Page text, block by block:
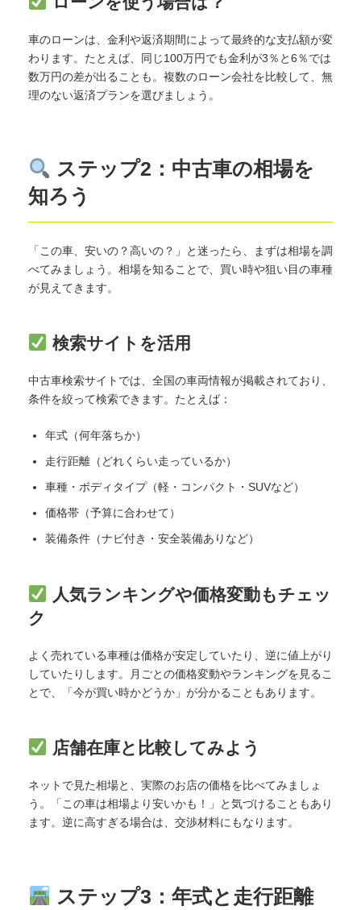
車のローンは、金利や返済期間によって最終的な支払額が変
わります。たとえば、同じ100万円でも金利が3％と6％では
数万円の差が出ることも。複数のローン会社を比較して、無
理のない返済プランを選びましょう。
ステップ2：中古車の相場を
知ろう
「この車、安いの？高いの？」と迷ったら、まずは相場を調
べてみましょう。相場を知ることで、買い時や狙い目の車種
が見えてきます。
検索サイトを活用
中古車検索サイトでは、全国の車両情報が掲載されており、
条件を絞って検索できます。たとえば：
年式（何年落ちか）
走行距離（どれくらい走っているか）
車種・ボディタイプ（軽・コンパクト・SUVなど）
価格帯（予算に合わせて）
装備条件（ナビ付き・安全装備ありなど）
人気ランキングや価格変動もチェッ
ク
よく売れている車種は価格が安定していたり、逆に値上がり
していたりします。月ごとの価格変動やランキングを見るこ
とで、「今が買い時かどうか」が分かることもあります。
店舗在庫と比較してみよう
ネットで見た相場と、実際のお店の価格を比べてみましょ
う。「この車は相場より安いかも！」と気づけることもあり
ます。逆に高すぎる場合は、交渉材料にもなります。
ステップ3：年式と走行距離